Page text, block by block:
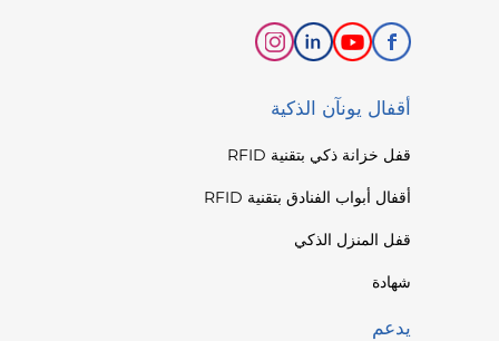
أقفال يونآن الذكية
قفل خزانة ذكي بتقنية RFID
أقفال أبواب الفنادق بتقنية RFID
قفل المنزل الذكي
شهادة
يدعم